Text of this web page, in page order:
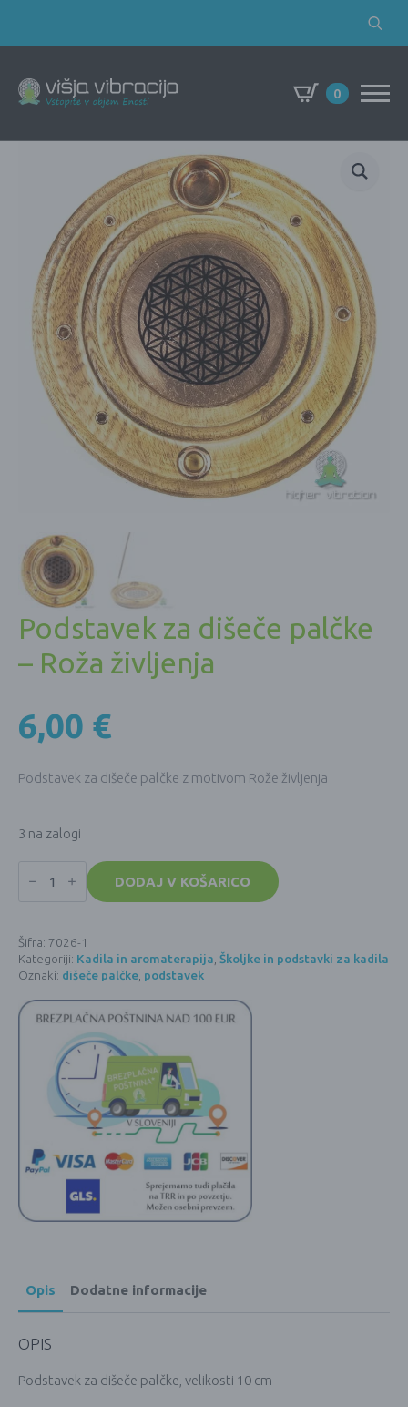
Search
0
Podstavek za dišeče palčke
– Roža življenja
6,00 €
Podstavek za dišeče palčke z motivom Rože življenja
3 na zalogi
za
Roža
življenja
količina
DODAJ V KOŠARICO
Šifra: 7026-1
Kategoriji: Kadila in aromaterapija, Školjke in podstavki za kadila
Oznaki: dišeče palčke, podstavek
Opis Dodatne informacije
OPIS
Podstavek za dišeče palčke, velikosti 10 cm